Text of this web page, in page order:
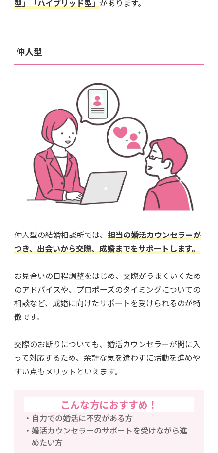
型」「ハイブリッド型」があります。
仲人型
仲人型の結婚相談所では、 担当の婚活カウンセラーが
つき、出会いから交際、成婚までをサポートします。
お見合いの日程調整をはじめ、交際がうまくいくため
のアドバイスや、プロポーズのタイミングについての
相談など、成婚に向けたサポートを受けられるのが特
徴です。
交際のお断りについても、婚活カウンセラーが間に入
って対応するため、余計な気を遣わずに活動を進めや
すい点もメリットといえます。
こんな方におすすめ！
自力での婚活に不安がある方
婚活カウンセラーのサポートを受けながら進
めたい方